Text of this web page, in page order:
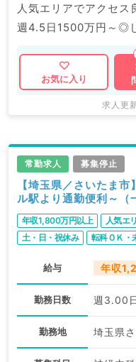
人気エリアでアクセ
週4.5日1500万円～◎
マイナビDOCTORで
関求人はもちろんのこ
ます。
求人内容の詳細等はお
お気に入り
求人更
常勤求人 募集停止
【埼玉県／さいたま
ル駅より通勤便利～（
年収1,800万円以上 人気エ
土・日・祝休み
転科ＯＫ・
給与 年収
勤務日数 週3.00
勤務地 埼玉県